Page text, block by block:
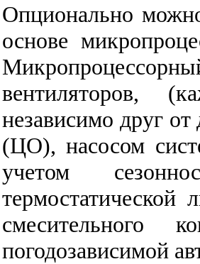
Опционально
основе
вентиляторов,
независимо друг от
(ЦО), насосом
учетом
термостатической
смесительного
погодозависимой